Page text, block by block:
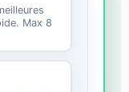
Max 8